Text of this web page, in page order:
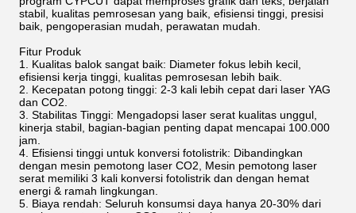
stabil, kualitas pemrosesan yang baik, efisiensi tinggi, presisi
baik, pengoperasian mudah, perawatan mudah.
Fitur Produk
1. Kualitas balok sangat baik: Diameter fokus lebih kecil,
efisiensi kerja tinggi, kualitas pemrosesan lebih baik.
2. Kecepatan potong tinggi: 2-3 kali lebih cepat dari laser YAG
dan CO2.
3. Stabilitas Tinggi: Mengadopsi laser serat kualitas unggul,
kinerja stabil, bagian-bagian penting dapat mencapai 100.000
jam.
4. Efisiensi tinggi untuk konversi fotolistrik: Dibandingkan
dengan mesin pemotong laser CO2, Mesin pemotong laser
serat memiliki 3 kali konversi fotolistrik dan dengan hemat
energi & ramah lingkungan.
5. Biaya rendah: Seluruh konsumsi daya hanya 20-30% dari